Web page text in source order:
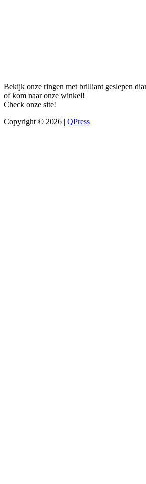
Bekijk onze ringen met brilliant geslepen
of kom naar onze winkel!
Check onze site!
Copyright © 2026 | QPress